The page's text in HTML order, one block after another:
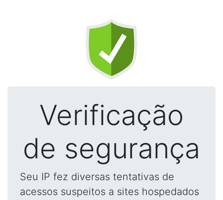
Verificação
de segurança
Seu IP fez diversas tentativas de
acessos suspeitos a sites hospedados